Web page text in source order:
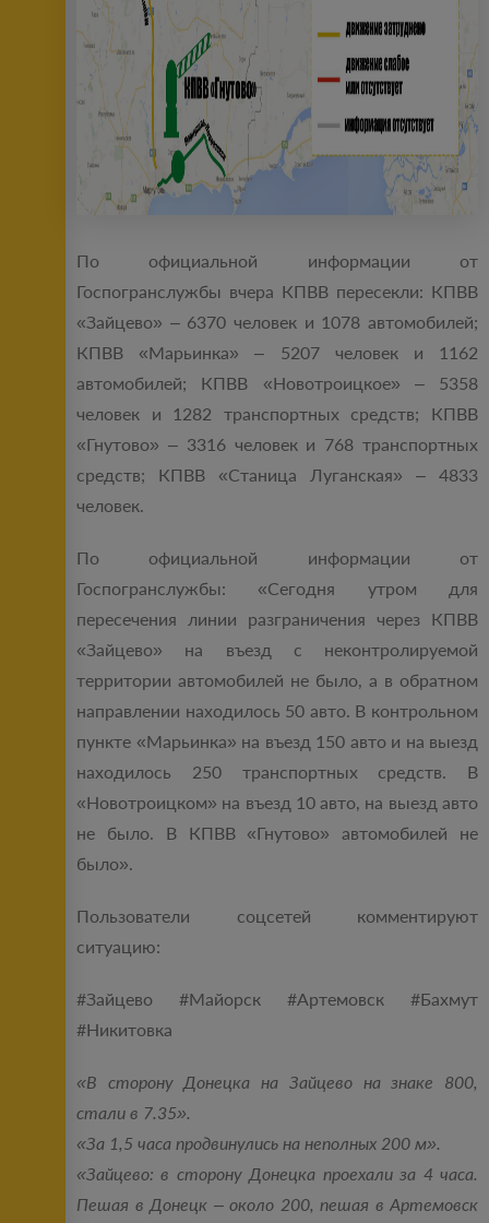
По официальной информации от
Госпогранслужбы вчера КПВВ пересекли: КПВВ
«Зайцево» – 6370 человек и 1078 автомобилей;
КПВВ «Марьинка» – 5207 человек и 1162
автомобилей; КПВВ «Новотроицкое» – 5358
человек и 1282 транспортных средств; КПВВ
«Гнутово» – 3316 человек и 768 транспортных
средств; КПВВ «Станица Луганская» – 4833
человек.
По официальной информации от
Госпогранслужбы: «Сегодня утром для
пересечения линии разграничения через КПВВ
«Зайцево» на въезд с неконтролируемой
территории автомобилей не было, а в обратном
направлении находилось 50 авто. В контрольном
пункте «Марьинка» на въезд 150 авто и на выезд
находилось 250 транспортных средств. В
«Новотроицком» на въезд 10 авто, на выезд авто
не было. В КПВВ «Гнутово» автомобилей не
было».
Пользователи соцсетей комментируют
ситуацию:
#Зайцево #Майорск #Артемовск #Бахмут
#Никитовка
«В сторону Донецка на Зайцево на знаке 800,
стали в 7.35».
«За 1,5 часа продвинулись на неполных 200 м».
«Зайцево: в сторону Донецка проехали за 4 часа.
Пешая в Донецк – около 200, пешая в Артемовск